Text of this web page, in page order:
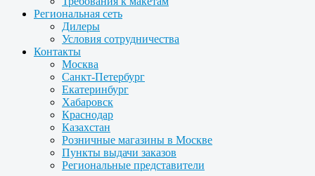
Региональная сеть
Дилеры
Условия сотрудничества
Контакты
Москва
Санкт-Петербург
Екатеринбург
Хабаровск
Краснодар
Казахстан
Розничные магазины в Москве
Пункты выдачи заказов
Региональные представители